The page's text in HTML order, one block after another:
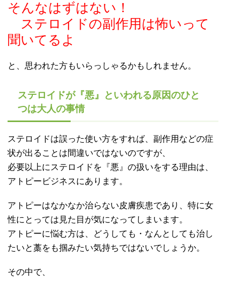
そんなはずはない！
ステロイドの副作用は怖いって
聞いてるよ
と、思われた方もいらっしゃるかもしれません。
ステロイドが『悪』といわれる原因のひと
つは大人の事情
ステロイドは誤った使い方をすれば、副作用などの症
状が出ることは間違いではないのですが、
必要以上にステロイドを『悪』の扱いをする理由は、
アトピービジネスにあります。
アトピーはなかなか治らない皮膚疾患であり、特に女
性にとっては見た目が気になってしまいます。
アトピーに悩む方は、どうしても・なんとしても治し
たいと藁をも掴みたい気持ちではないでしょうか。
その中で、